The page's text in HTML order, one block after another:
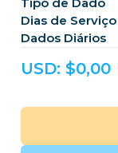
Dias de Serviço
Dados Diários
USD: $0,00